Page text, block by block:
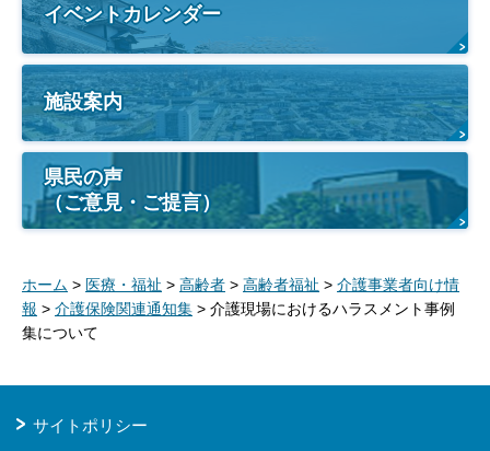
イベントカレンダー
施設案内
県民の声
（ご意見・ご提言）
ホーム > 医療・福祉 > 高齢者 > 高齢者福祉 > 介護事業者向け情
報 > 介護保険関連通知集 > 介護現場におけるハラスメント事例
集について
サイトポリシー